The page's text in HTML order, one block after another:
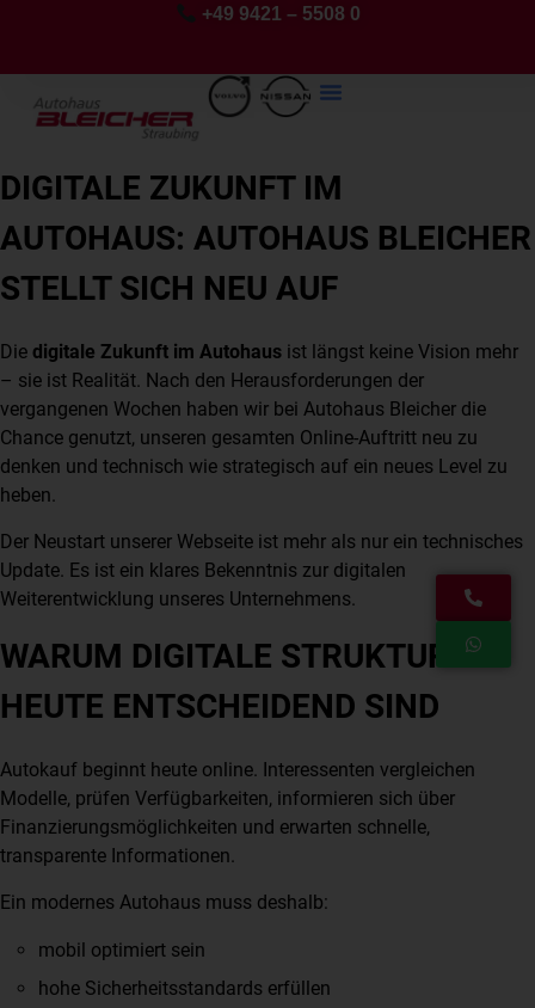
+49 9421 – 5508 0
DIGITALE ZUKUNFT IM
AUTOHAUS: AUTOHAUS BLEICHER
STELLT SICH NEU AUF
Die digitale Zukunft im Autohaus ist längst keine Vision mehr
– sie ist Realität. Nach den Herausforderungen der
vergangenen Wochen haben wir bei Autohaus Bleicher die
Chance genutzt, unseren gesamten Online-Auftritt neu zu
denken und technisch wie strategisch auf ein neues Level zu
heben.
Der Neustart unserer Webseite ist mehr als nur ein technisches
Update. Es ist ein klares Bekenntnis zur digitalen
Weiterentwicklung unseres Unternehmens.
WARUM DIGITALE STRUKTUREN
HEUTE ENTSCHEIDEND SIND
Autokauf beginnt heute online. Interessenten vergleichen
Modelle, prüfen Verfügbarkeiten, informieren sich über
Finanzierungsmöglichkeiten und erwarten schnelle,
transparente Informationen.
Ein modernes Autohaus muss deshalb:
mobil optimiert sein
hohe Sicherheitsstandards erfüllen